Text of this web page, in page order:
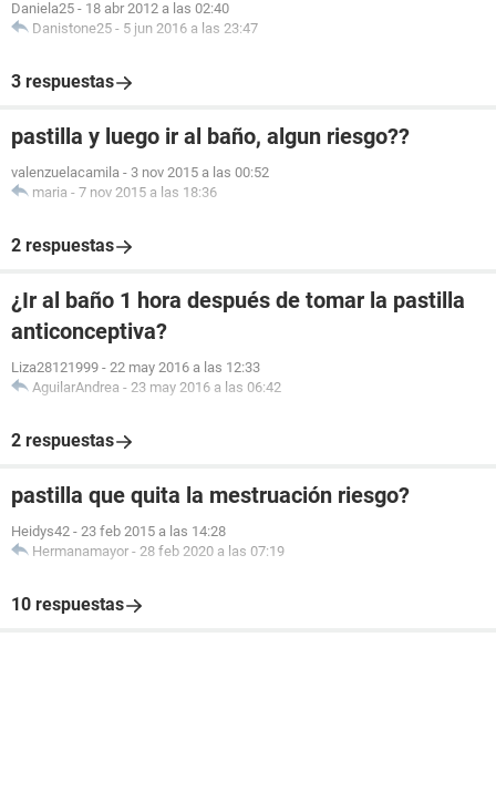
Daniela25 - 18 abr 2012 a las 02:40
Danistone25 - 5 jun 2016 a las 23:47
3 respuestas
pastilla y luego ir al baño, algun riesgo??
valenzuelacamila - 3 nov 2015 a las 00:52
maria - 7 nov 2015 a las 18:36
2 respuestas
¿Ir al baño 1 hora después de tomar la pastilla
anticonceptiva?
Liza28121999 - 22 may 2016 a las 12:33
AguilarAndrea - 23 may 2016 a las 06:42
2 respuestas
pastilla que quita la mestruación riesgo?
Heidys42 - 23 feb 2015 a las 14:28
Hermanamayor - 28 feb 2020 a las 07:19
10 respuestas